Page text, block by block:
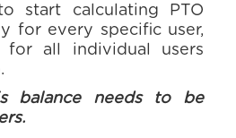
start calculating PTO
for every specific user,
for all individual users
balance needs to be